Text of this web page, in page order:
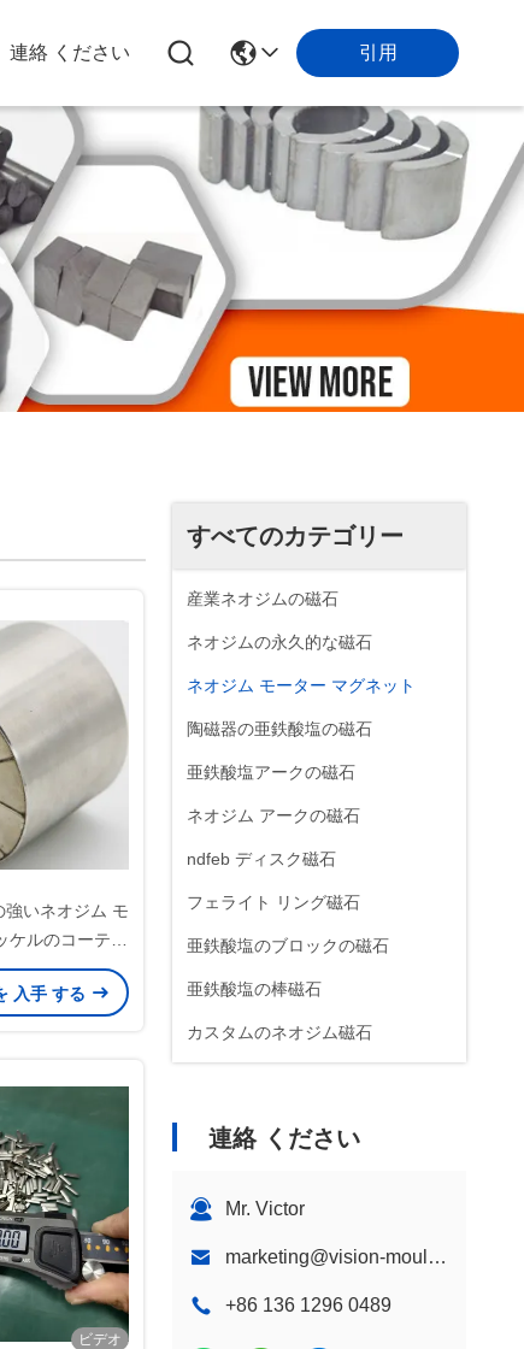
連絡 ください 引用
すべてのカテゴリー
産業ネオジムの磁石
ネオジムの永久的な磁石
ネオジム モーター マグネット
陶磁器の亜鉄酸塩の磁石
亜鉄酸塩アークの磁石
ネオジム アークの磁石
ndfeb ディスク磁石
フェライト リング磁石
亜鉄酸塩のブロックの磁石
亜鉄酸塩の棒磁石
カスタムのネオジム磁石
連絡 ください
Mr. Victor
marketing@vision-moulding.com
+86 136 1296 0489
強いネオジム モ
ルのコーティ
ーク
入手 する
ビデオ